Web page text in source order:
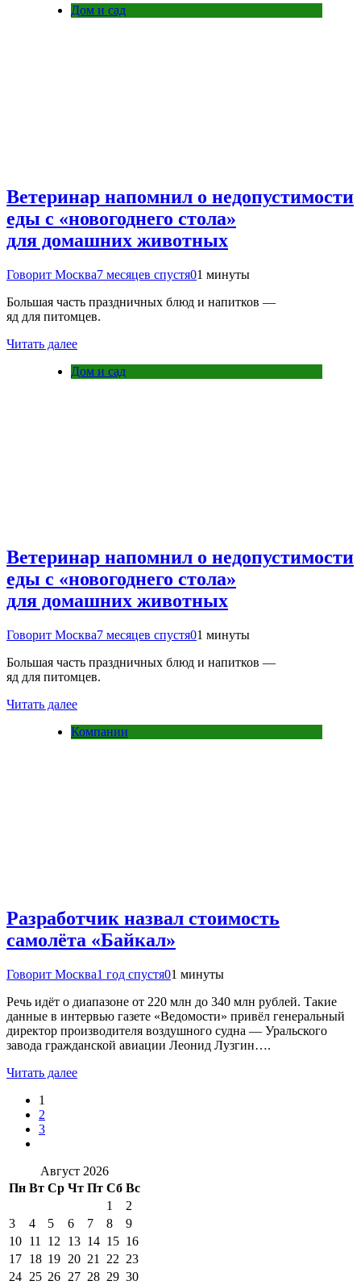
Дом и сад
Ветеринар напомнил о недопустимости
еды с «новогоднего стола»
для домашних животных
Говорит Москва7 месяцев спустя01 минуты
Большая часть праздничных блюд и напитков —
яд для питомцев.
Читать далее
Дом и сад
Ветеринар напомнил о недопустимости
еды с «новогоднего стола»
для домашних животных
Говорит Москва7 месяцев спустя01 минуты
Большая часть праздничных блюд и напитков —
яд для питомцев.
Читать далее
Компании
Разработчик назвал стоимость
самолёта «Байкал»
Говорит Москва1 год спустя01 минуты
Речь идёт о диапазоне от 220 млн до 340 млн рублей. Такие
данные в интервью газете «Ведомости» привёл генеральный
директор производителя воздушного судна — Уральского
завода гражданской авиации Леонид Лузгин….
Читать далее
1
2
3
Август 2026
Пн Вт Ср Чт Пт Сб Вс
1
2
3
4 5 6 7 8
9
10 11 12 13 14 15 16
17 18 19 20 21 22 23
24 25 26 27 28 29 30